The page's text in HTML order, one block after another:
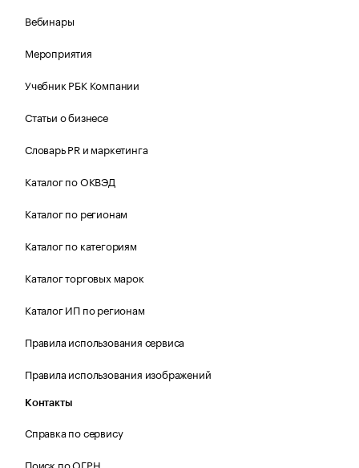
Вебинары
Мероприятия
Учебник РБК Компании
Статьи о бизнесе
Словарь PR и маркетинга
Каталог по ОКВЭД
Каталог по регионам
Каталог по категориям
Каталог торговых марок
Каталог ИП по регионам
Правила использования сервиса
Правила использования изображений
Контакты
Справка по сервису
Поиск по ОГРН